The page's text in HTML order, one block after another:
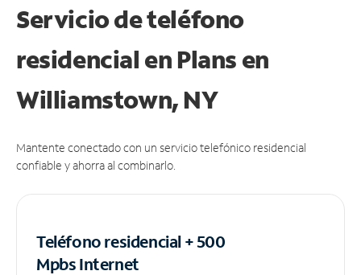
Servicio de teléfono
residencial en Plans en
Williamstown, NY
Mantente conectado con un servicio telefónico residencial
confiable y ahorra al combinarlo.
Teléfono residencial + 500
MpbsInternet